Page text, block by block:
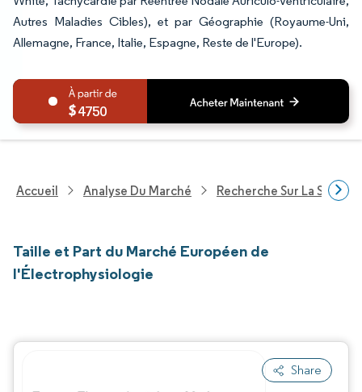
Autres Maladies Cibles), et par Géographie (Royaume-Uni,
Allemagne, France, Italie, Espagne, Reste de l'Europe).
4750
Accueil Analyse Du Marché Recherche Sur La Santé
Taille et Part du Marché Européen de
l'Électrophysiologie
Share